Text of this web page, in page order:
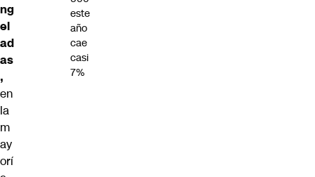
ng
el
ad
as
,
en
la
m
ay
orí
este
año
cae
casi
7%